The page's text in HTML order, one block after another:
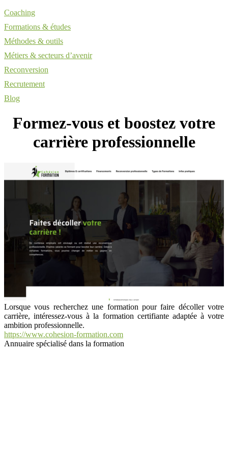
Coaching
Formations & études
Méthodes & outils
Métiers & secteurs d’avenir
Reconversion
Recrutement
Blog
Formez-vous et boostez votre
carrière professionnelle
Lorsque vous recherchez une formation pour faire décoller votre
carrière, intéressez-vous à la formation certifiante adaptée à votre
ambition professionnelle.
https://www.cohesion-formation.com
Annuaire spécialisé dans la formation